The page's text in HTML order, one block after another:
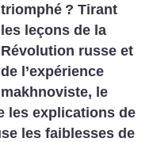
triomphé ? Tirant
les leçons de la
Révolution russe et
de l’expérience
makhnoviste, le
les explications de
les faiblesses de